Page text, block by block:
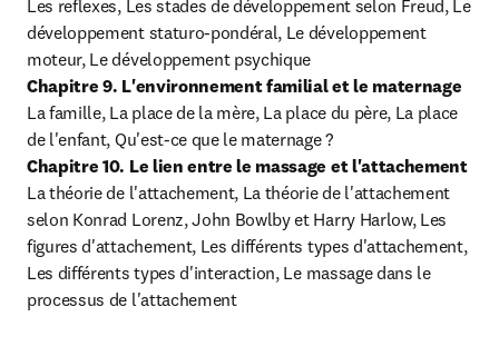
Les reflexes, Les stades de développement selon Freud, Le
développement staturo-pondéral, Le développement
Chapitre 9. L'environnement familial et le maternage
La famille, La place de la mère, La place du père, La place
de l'enfant, Qu'est-ce que le maternage ?
Chapitre 10. Le lien entre le massage et l'attachement
La théorie de l'attachement, La théorie de l'attachement
selon Konrad Lorenz, John Bowlby et Harry Harlow, Les
figures d'attachement, Les différents types d'attachement,
Les différents types d'interaction, Le massage dans le
processus de l'attachement